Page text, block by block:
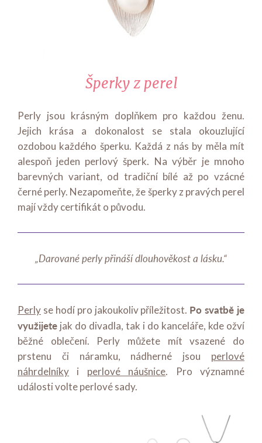
Šperky z perel
Perly jsou krásným doplňkem pro každou ženu.
Jejich krása a dokonalost se stala okouzlující
ozdobou každého šperku. Každá z nás by měla mít
alespoň jeden perlový šperk. Na výběr je mnoho
barevných variant, od tradiční bílé až po vzácné
černé perly. Nezapomeňte, že šperky z pravých perel
mají vždy certifikát o původu.
„Darované perly přináší dlouhověkost a lásku.“
Perly se hodí pro jakoukoliv příležitost. Po svatbě je
využijete jak do divadla, tak i do kanceláře, kde ožví
běžné oblečení. Perly můžete mít vsazené do
prstenu či náramku, nádherné jsou perlové
náhrdelníky i perlové náušnice. Pro významné
události volte perlové sady.